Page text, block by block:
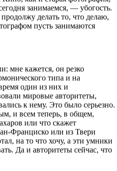
занимаемся, — убогость.
делать то, что делаю,
пусть занимаются
мне кажется, он резко
типа и на
один из них и
мировые авторитеты,
к нему. Это было серьезно.
и всем теперь, в общем,
или что скажет
Франциско или из Твери
на то что хочу, а эти умники
Да и авторитеты сейчас, что